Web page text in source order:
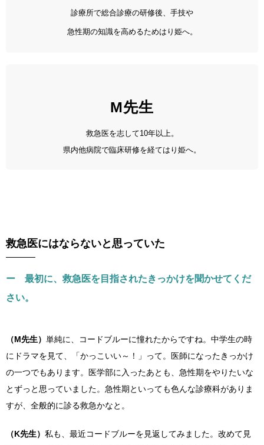
診療所で総合診療の研修後、手技や
急性期の知識を高めるためはり姫へ。
M先生
救急医を志して10年以上。
県内他病院で臨床研修を経てはり姫へ。
救急医にはならないと思っていた
ー 最初に、救急医を目指されたきっかけを聞かせてくだ
さい。
（M先生） 単純に、コードブルーに憧れたからですね。中学生の時
にドラマを見て、「かっこいい～！」って。医師になったきっかけ
の一つでもあります。医学部に入ったあとも、急性期をやりたいな
とずっと思っていました。急性期といっても色んな診療科がありま
すが、全般的に診る救急かなと。
（K先生） 私も、最近コードブルーを見返してみました。改めて見